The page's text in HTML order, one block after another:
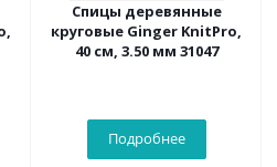
Спицы деревянные
круговые Ginger KnitPro,
40 см, 3.50 мм 31047
Подробнее